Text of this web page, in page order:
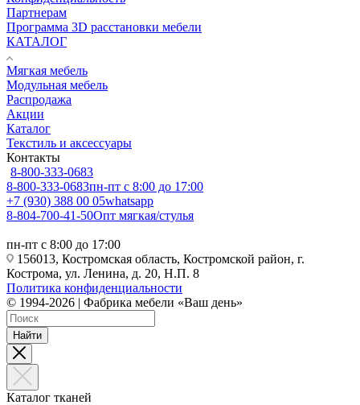
Партнерам
Программа 3D расстановки мебели
КАТАЛОГ
Мягкая мебель
Модульная мебель
Распродажа
Акции
Каталог
Текстиль и аксессуары
Контакты
8-800-333-0683
8-800-333-0683пн-пт с 8:00 до 17:00
+7 (930) 388 00 05whatsapp
8-804-700-41-50Опт мягкая/стулья
пн-пт с 8:00 до 17:00
156013, Костромская область, Костромской район, г.
Кострома, ул. Ленина, д. 20, Н.П. 8
Политика конфиденциальности
© 1994-2026 | Фабрика мебели «Ваш день»
Найти
Каталог тканей